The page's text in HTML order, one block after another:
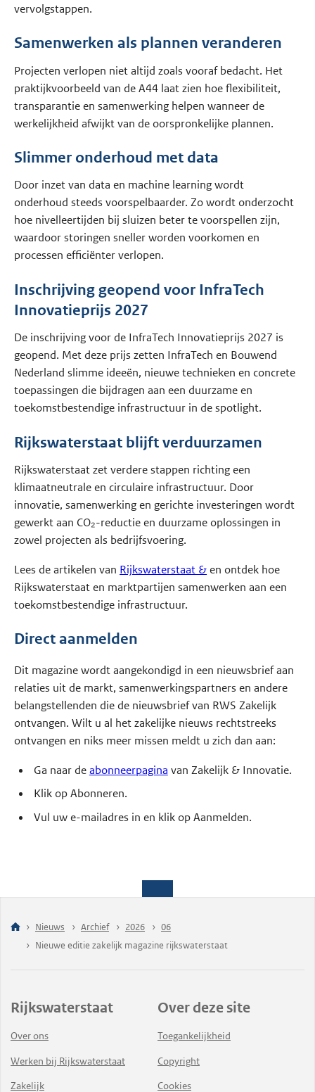
vervolgstappen.
Samenwerken als plannen veranderen
Projecten verlopen niet altijd zoals vooraf bedacht. Het
praktijkvoorbeeld van de A44 laat zien hoe flexibiliteit,
transparantie en samenwerking helpen wanneer de
werkelijkheid afwijkt van de oorspronkelijke plannen.
Slimmer onderhoud met data
Door inzet van data en machine learning wordt
onderhoud steeds voorspelbaarder. Zo wordt onderzocht
hoe nivelleertijden bij sluizen beter te voorspellen zijn,
waardoor storingen sneller worden voorkomen en
processen efficiënter verlopen.
Inschrijving geopend voor InfraTech
Innovatieprijs 2027
De inschrijving voor de InfraTech Innovatieprijs 2027 is
geopend. Met deze prijs zetten InfraTech en Bouwend
Nederland slimme ideeën, nieuwe technieken en concrete
toepassingen die bijdragen aan een duurzame en
toekomstbestendige infrastructuur in de spotlight.
Rijkswaterstaat blijft verduurzamen
Rijkswaterstaat zet verdere stappen richting een
klimaatneutrale en circulaire infrastructuur. Door
innovatie, samenwerking en gerichte investeringen wordt
gewerkt aan CO₂-reductie en duurzame oplossingen in
zowel projecten als bedrijfsvoering.
Lees de artikelen van Rijkswaterstaat &en ontdek hoe
Rijkswaterstaat en marktpartijen samenwerken aan een
toekomstbestendige infrastructuur.
Direct aanmelden
Dit magazine wordt aangekondigd in een nieuwsbrief aan
relaties uit de markt, samenwerkingspartners en andere
belangstellenden die de nieuwsbrief van RWS Zakelijk
ontvangen. Wilt u al het zakelijke nieuws rechtstreeks
ontvangen en niks meer missen meldt u zich dan aan:
Ga naar deabonneerpagina van Zakelijk & Innovatie.
Klik op Abonneren.
Vul uw e-mailadres in en klik op Aanmelden.
Nieuws Archief 2026
06
Nieuwe editie zakelijk magazine rijkswaterstaat
Rijkswaterstaat
Over ons
Werken bij Rijkswaterstaat
Zakelijk
Over deze site
Toegankelijkheid
Copyright
Cookies